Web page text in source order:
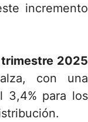
incremento
2025
con una
3,4% para los